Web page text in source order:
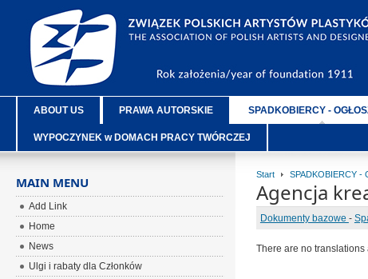
ABOUT US PRAWA AUTORSKIE SPADKOBIERCY -
WYPOCZYNEK w DOMACH PRACY TWÓRCZEJ
Start SPADKOBIERCY -
Agencja
Dokumenty bazowe -
There are no translations
MAIN MENU
Add Link
Home
News
Ulgi i rabaty dla Członków